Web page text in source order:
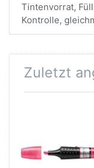
Tintenvorrat,
Kontrolle,
Zuletzt